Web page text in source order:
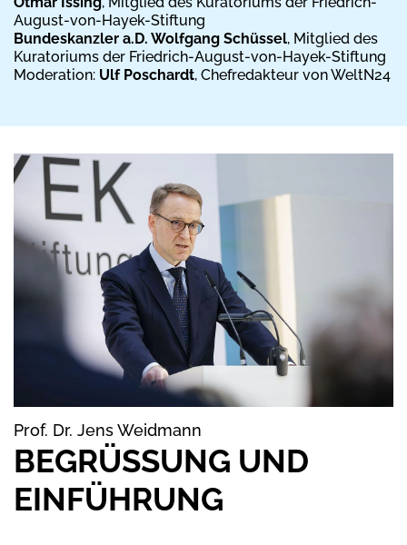
August-von-Hayek-Stiftung
Bundeskanzler a.D. Wolfgang Schüssel, Mitglied des
Kuratoriums der Friedrich-August-von-Hayek-Stiftung
Moderation: Ulf Poschardt, Chefredakteur von WeltN24
BEGRÜSSUNG UND E
INFÜHRUNG
Prof. Dr. Jens Weidmann